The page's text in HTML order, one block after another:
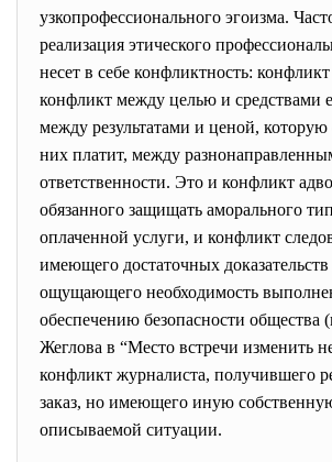
узкопрофессионального эгоизма.
реализация этического
несет в себе конфликтность:
конфликт между целью и средствами
между результатами и ценой, которую
них платит, между
ответственности. Это и конфликт
обязанного защищать аморального
оплаченной услуги, и конфликт
имеющего достаточных
ощущающего необходимость
обеспечению безопасности общества
Жеглова в “Место встречи изменить
конфликт журналиста, получившего
заказ, но имеющего иную
описываемой ситуации.